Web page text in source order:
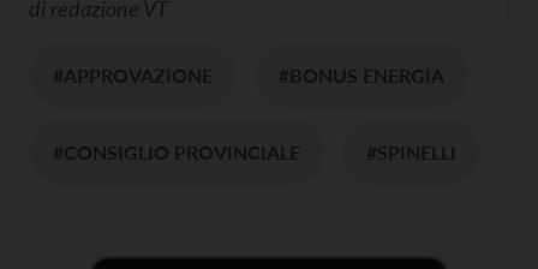
di redazione VT
#APPROVAZIONE #BONUS ENERGIA
#CONSIGLIO PROVINCIALE #SPINELLI